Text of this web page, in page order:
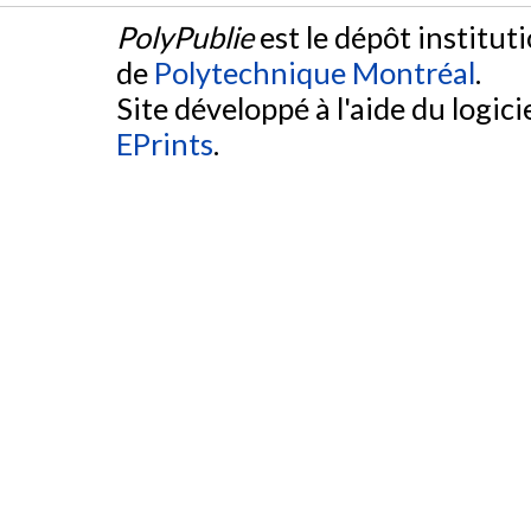
PolyPublieest le dépôt
de Polytechnique Montréal.
Site développé à l'aide du
EPrints.